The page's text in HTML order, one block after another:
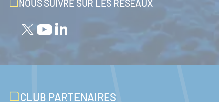
NOUS SUIVRE SUR LES RÉSEAUX
CLUB PARTENAIRES